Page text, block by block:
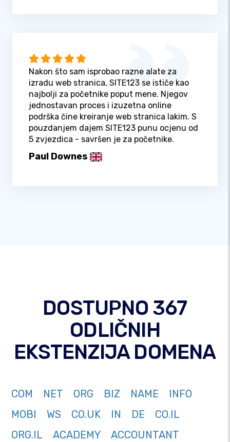
Nakon što sam isprobao razne alate za
izradu web stranica, SITE123 se ističe kao
najbolji za početnike poput mene. Njegov
jednostavan proces i izuzetna online
podrška čine kreiranje web stranica lakim. S
pouzdanjem dajem SITE123 punu ocjenu od
5 zvjezdica - savršen je za početnike.
Paul Downes
DOSTUPNO 367
ODLIČNIH
EKSTENZIJA DOMENA
COM NET ORG BIZ NAME
INFO
MOBI
WS CO.UK IN DE
CO.IL
ORG.IL
ACADEMY
ACCOUNTANT